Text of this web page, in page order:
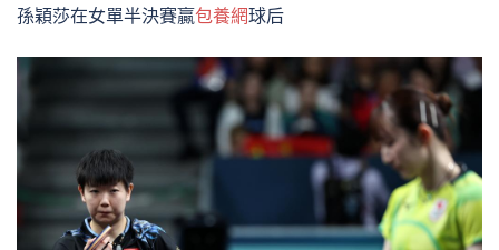
孫穎莎在女單半決賽贏包養網球后